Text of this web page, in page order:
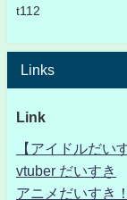
t112
Links
Link
【アイドルだい
vtuber だいすき
アニメだいすき